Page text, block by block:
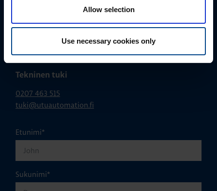
Allow selection
Use necessary cookies only
Tekninen tuki
0207 463 515
tuki@utuautomation.fi
Etunimi*
Sukunimi*